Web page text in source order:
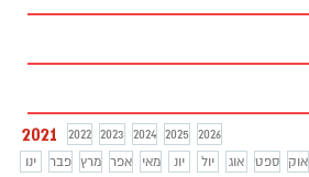
2021 2022 2023 2024 2025
2026
ינו
פבר מרץ אפר מאי יונ יול אוג ספט אוק